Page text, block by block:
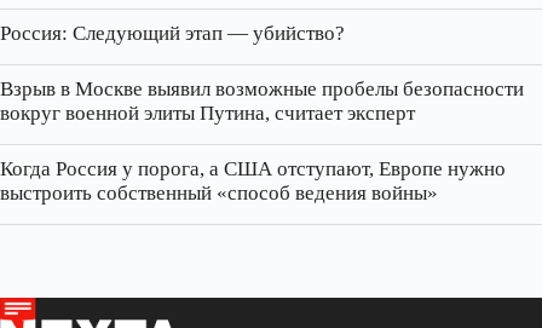
Россия: Следующий этап — убийство?
Взрыв в Москве выявил возможные пробелы безопасности
вокруг военной элиты Путина, считает эксперт
Когда Россия у порога, а США отступают, Европе нужно
выстроить собственный «способ ведения войны»